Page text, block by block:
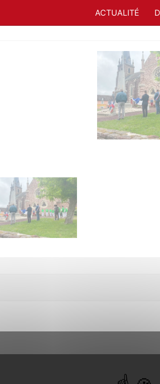
ACTUALITÉ